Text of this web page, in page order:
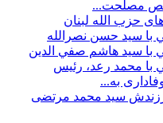
مصلحت...
حزب الله لبنان
با سيد حسن نصرالله
با سيد هاشم صفي الدين
با محمد رعد، رئیس
به...
سید محمد مرتضی